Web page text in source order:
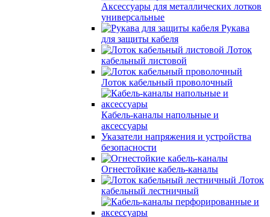
Аксессуары для металлических лотков
универсальные
Рукава
для защиты кабеля
Лоток
кабельный листовой
Лоток кабельный проволочный
Кабель-каналы напольные и
аксессуары
Указатели напряжения и устройства
безопасности
Огнестойкие кабель-каналы
Лоток
кабельный лестничный